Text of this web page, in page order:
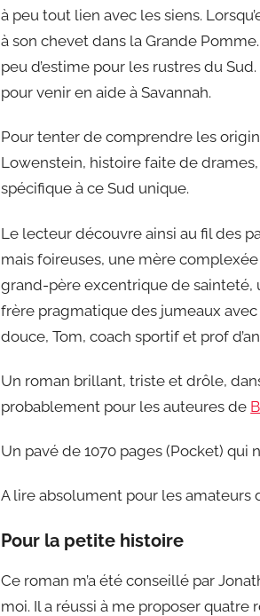
à peu tout lien avec les siens.
à son chevet dans la Grande
peu d’estime pour les rustres du
pour venir en aide à Savannah.
Pour tenter de comprendre les
Lowenstein, histoire faite de
spécifique à ce Sud unique.
Le lecteur découvre ainsi au fil des
mais foireuses, une mère
grand-père excentrique de
frère pragmatique des jumeaux
douce, Tom, coach sportif et prof
Un roman brillant, triste et drôle,
probablement pour les auteures de
Un pavé de 1070 pages (Pocket) qui
A lire absolument pour les amateurs
Pour la petite histoire
Ce roman m’a été conseillé par
moi. Il a réussi à me proposer